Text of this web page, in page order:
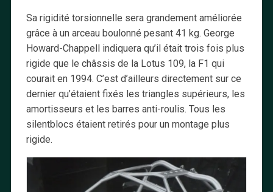
Sa rigidité torsionnelle sera grandement améliorée
grâce à un arceau boulonné pesant 41 kg. George
Howard-Chappell indiquera qu’il était trois fois plus
rigide que le châssis de la Lotus 109, la F1 qui
courait en 1994. C’est d’ailleurs directement sur ce
dernier qu’étaient fixés les triangles supérieurs, les
amortisseurs et les barres anti-roulis. Tous les
silentblocs étaient retirés pour un montage plus
rigide.